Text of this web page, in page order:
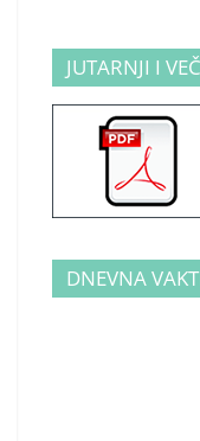
JUTARNJI I
DNEVNA